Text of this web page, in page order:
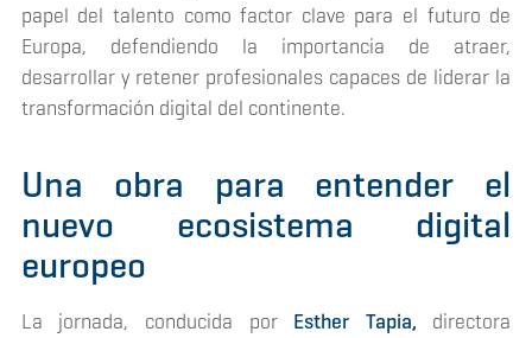
papel del talento como factor clave para el futuro de
Europa, defendiendo la importancia de atraer,
desarrollar y retener profesionales capaces de liderar la
transformación digital del continente.
Una obra para entender el
nuevo ecosistema digital
europeo
La jornada, conducida por Esther Tapia, directora